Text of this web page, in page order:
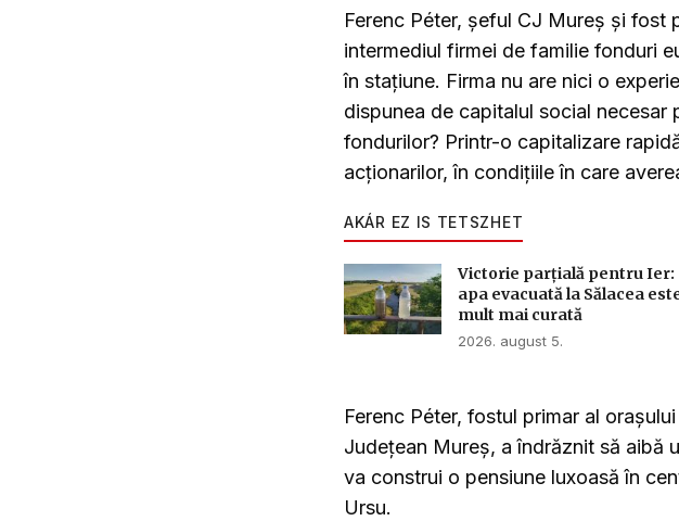
Ferenc Péter, șeful CJ Mureș și fost
intermediul firmei de familie fonduri
în stațiune. Firma nu are nici o
dispunea de capitalul social necesar
fondurilor? Printr-o capitalizare
acționarilor, în condițiile în care
AKÁR EZ IS TETSZHET
Victorie parțială pentru Ier:
apa evacuată la Sălacea
mult mai curată
2026. august 5.
Ferenc Péter, fostul primar al
Județean Mureș, a îndrăznit să aibă
va construi o pensiune luxoasă în
Ursu.